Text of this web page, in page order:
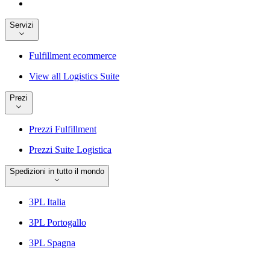
Servizi
Fulfillment ecommerce
View all Logistics Suite
Prezi
Prezzi Fulfillment
Prezzi Suite Logistica
Spedizioni in tutto il mondo
3PL Italia
3PL Portogallo
3PL Spagna